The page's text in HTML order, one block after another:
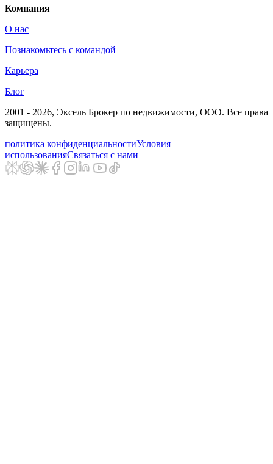
Компания
О нас
Познакомьтесь с командой
Карьера
Блог
2001 - 2026, Эксель Брокер по недвижимости, ООО. Все права
защищены.
политика конфиденциальностиУсловия
использованияСвязаться с нами